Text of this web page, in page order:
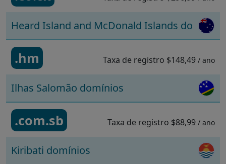
Heard Island and McDonald Islands domínios
.hm Taxa de registro $148,49 / ano
Ilhas Salomão domínios
.com.sb Taxa de registro $88,99 / ano
Kiribati domínios